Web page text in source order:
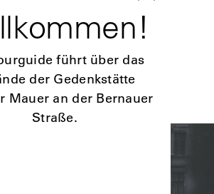
Grenze
60 Min.
führt über das
der Gedenkstätte
Mauer an der Bernauer
Straße.